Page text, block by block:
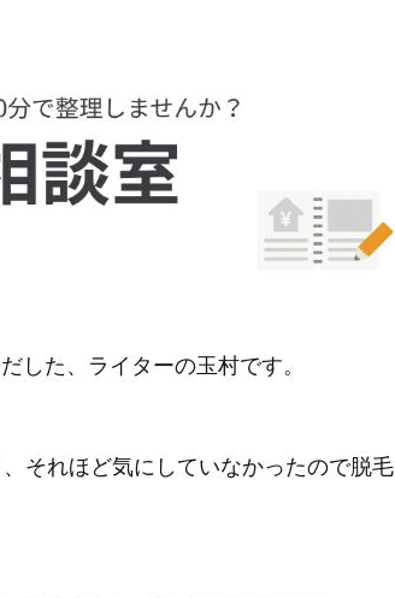
した、ライターの玉村です。
それほど気にしていなかったので脱毛